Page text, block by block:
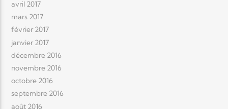
avril 2017
mars 2017
février 2017
janvier 2017
décembre 2016
novembre 2016
octobre 2016
septembre 2016
août 2016